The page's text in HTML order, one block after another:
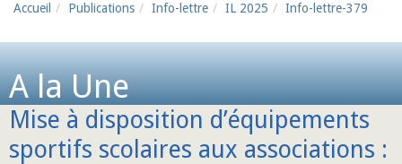
Accueil Publications Info-lettre IL 2025 Info-lettre-379
A la Une
Mise à disposition d’équipements
sportifs scolaires aux associations :